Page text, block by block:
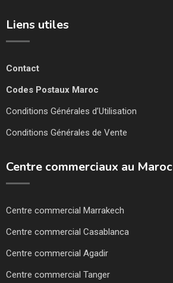
Liens utiles
Contact
Codes Postaux Maroc
Conditions Générales d’Utilisation
Conditions Générales de Vente
Centre commerciaux au Maroc
Centre commercial Marrakech
Centre commercial Casablanca
Centre commercial Agadir
Centre commercial Tanger